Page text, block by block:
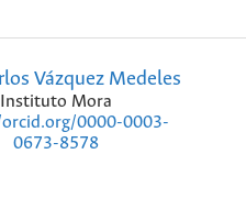
Vázquez Medeles
Instituto Mora
0000-0003-
0673-8578